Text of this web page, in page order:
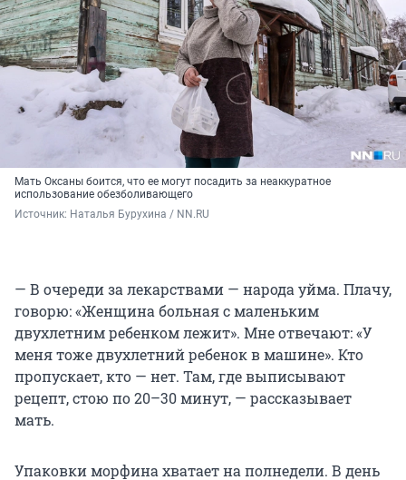
Мать Оксаны боится, что ее могут посадить за неаккуратное
использование обезболивающего
Источник: Наталья Бурухина / NN.RU
— В очереди за лекарствами — народа уйма. Плачу,
говорю: «Женщина больная с маленьким
двухлетним ребенком лежит». Мне отвечают: «У
меня тоже двухлетний ребенок в машине». Кто
пропускает, кто — нет. Там, где выписывают
рецепт, стою по 20–30 минут, — рассказывает
мать.
Упаковки морфина хватает на полнедели. В день